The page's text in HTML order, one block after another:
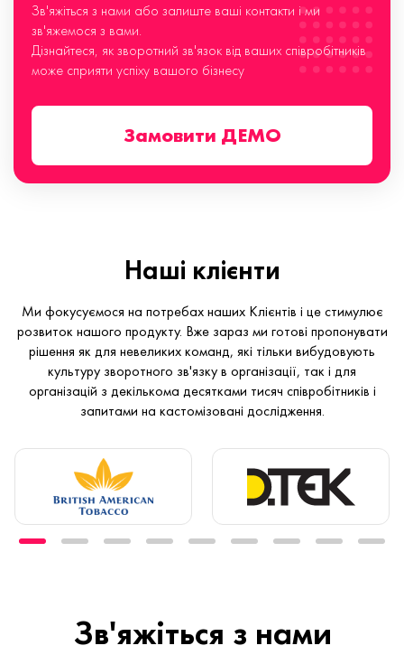
Зв'яжіться з нами або залиште ваші контакти і ми
зв'яжемося з вами.
Дізнайтеся, як зворотний зв'язок від ваших співробітників
може сприяти успіху вашого бізнесу
Замовити ДЕМО
Наші клієнти
Ми фокусуємося на потребах наших Клієнтів і це стимулює
розвиток нашого продукту. Вже зараз ми готові пропонувати
рішення як для невеликих команд, які тільки вибудовують
культуру зворотного зв'язку в організації, так і для
організацій з декількома десятками тисяч співробітників і
запитами на кастомізовані дослідження.
Зв'яжіться з нами